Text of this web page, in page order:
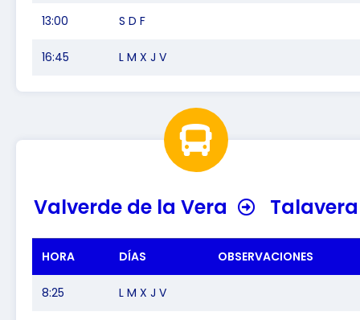
13:00 S D F
16:45 L M X J V
Valverde de la Vera Talavera
HORA DÍAS OBSERVACIONES
8:25 L M X J V